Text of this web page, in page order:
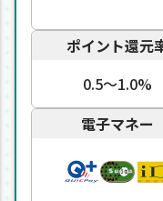
ポイント還元
0.5〜1.0%
電子マネー